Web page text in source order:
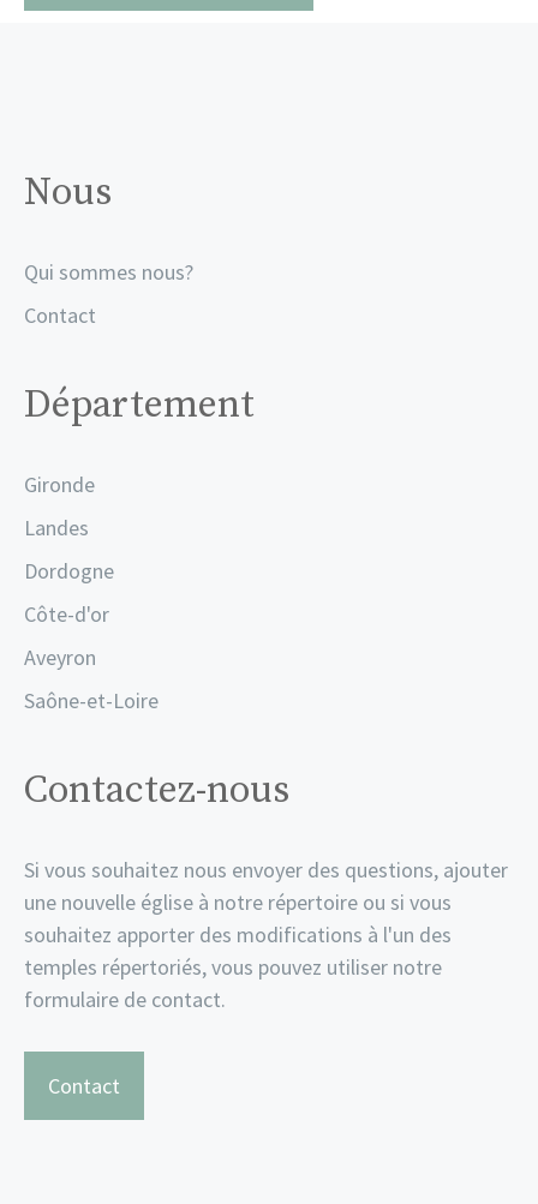
Nous
Qui sommes nous?
Contact
Département
Gironde
Landes
Dordogne
Côte-d'or
Aveyron
Saône-et-Loire
Contactez-nous
Si vous souhaitez nous envoyer des questions, ajouter
une nouvelle église à notre répertoire ou si vous
souhaitez apporter des modifications à l'un des
temples répertoriés, vous pouvez utiliser notre
formulaire de contact.
Contact